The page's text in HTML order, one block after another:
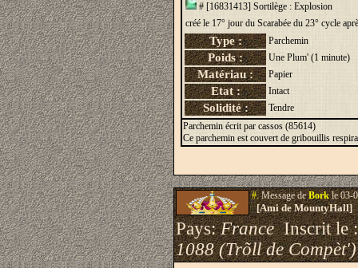
# [16831413] Sortilège : Explosion
créé le 17° jour du Scarabée du 23° cycle
Type : Parchemin
Poids : Une Plum' (1 minute)
Matériau : Papier
Etat : Intact
Solidité :
Tendre
Parchemin écrit par cassos (85614)
Ce parchemin est couvert de gribouillis
#.Message deBorkle 03-
[Ami de MountyHall]
Pays:FranceInscrit le
1088 (Trõll de Compèt')